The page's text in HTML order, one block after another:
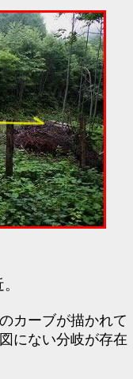
カーブが描かれて
にない分岐が存在